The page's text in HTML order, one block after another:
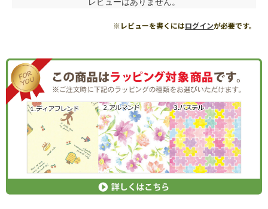
※レビューを書くにはログインが必要です。